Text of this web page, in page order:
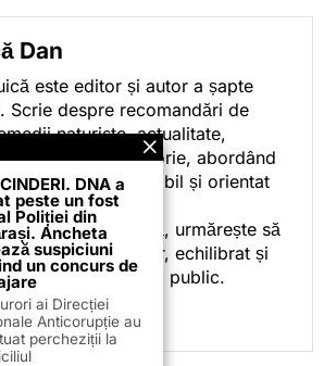
Dan
este editor și autor a șapte
Scrie despre recomandări de
naturiste, actualitate,
politic, sport și istorie, abordând
într-un stil accesibil și orientat
sa editorială, urmărește să
conținut clar, echilibrat și
adaptat interesului public.
DNA a
peste un fost
Poliției din
Ancheta
suspiciuni
un concurs de
ai Direcției
Anticorupție au
percheziții la